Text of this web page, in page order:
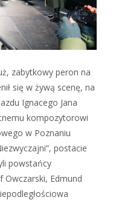
zabytkowy peron na
się w żywą scenę, na
Ignacego Jana
kompozytorowi
w Poznaniu
postacie
powstańcy
Owczarski, Edmund